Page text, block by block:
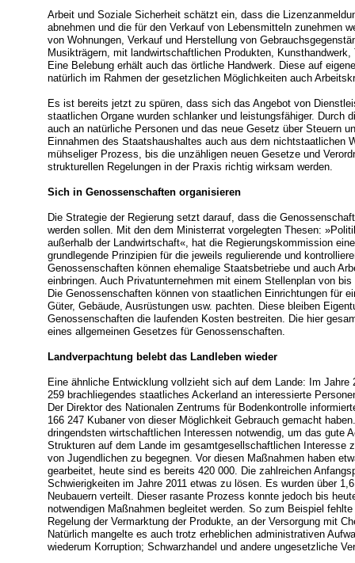
Arbeit und Soziale Sicherheit schätzt ein, dass die
abnehmen und die für den Verkauf von Lebensmitteln zunehmen
von Wohnungen, Verkauf und Herstellung von
Musikträgern, mit landwirtschaftlichen Produkten,
Eine Belebung erhält auch das örtliche Handwerk. Diese auf
natürlich im Rahmen der gesetzlichen Möglichkeiten auch
Es ist bereits jetzt zu spüren, dass sich das Angebot von
staatlichen Organe wurden schlanker und leistungsfähiger. Durch
auch an natürliche Personen und das neue Gesetz über Steuern
Einnahmen des Staatshaushaltes auch aus dem nichtstaatlichen
mühseliger Prozess, bis die unzähligen neuen Gesetze und
strukturellen Regelungen in der Praxis richtig wirksam werden.
Sich in Genossenschaften organisieren
Die Strategie der Regierung setzt darauf, dass die
werden sollen. Mit den dem Ministerrat vorgelegten Thesen:
außerhalb der Landwirtschaft«, hat die Regierungskommission
grundlegende Prinzipien für die jeweils regulierende und
Genossenschaften können ehemalige Staatsbetriebe und auch
einbringen. Auch Privatunternehmen mit einem Stellenplan von
Die Genossenschaften können von staatlichen Einrichtungen für
Güter, Gebäude, Ausrüstungen usw. pachten. Diese bleiben
Genossenschaften die laufenden Kosten bestreiten. Die hier
eines allgemeinen Gesetzes für Genossenschaften.
Landverpachtung belebt das Landleben wieder
Eine ähnliche Entwicklung vollzieht sich auf dem Lande: Im Jahre
259 brachliegendes staatliches Ackerland an interessierte
Der Direktor des Nationalen Zentrums für Bodenkontrolle
166 247 Kubaner von dieser Möglichkeit Gebrauch gemacht
dringendsten wirtschaftlichen Interessen notwendig, um das gute
Strukturen auf dem Lande im gesamtgesellschaftlichen Interesse
von Jugendlichen zu begegnen. Vor diesen Maßnahmen haben
gearbeitet, heute sind es bereits 420 000. Die zahlreichen
Schwierigkeiten im Jahre 2011 etwas zu lösen. Es wurden über
Neubauern verteilt. Dieser rasante Prozess konnte jedoch bis
notwendigen Maßnahmen begleitet werden. So zum Beispiel
Regelung der Vermarktung der Produkte, an der Versorgung mit
Natürlich mangelte es auch trotz erheblichen administrativen
wiederum Korruption; Schwarzhandel und andere ungesetzliche